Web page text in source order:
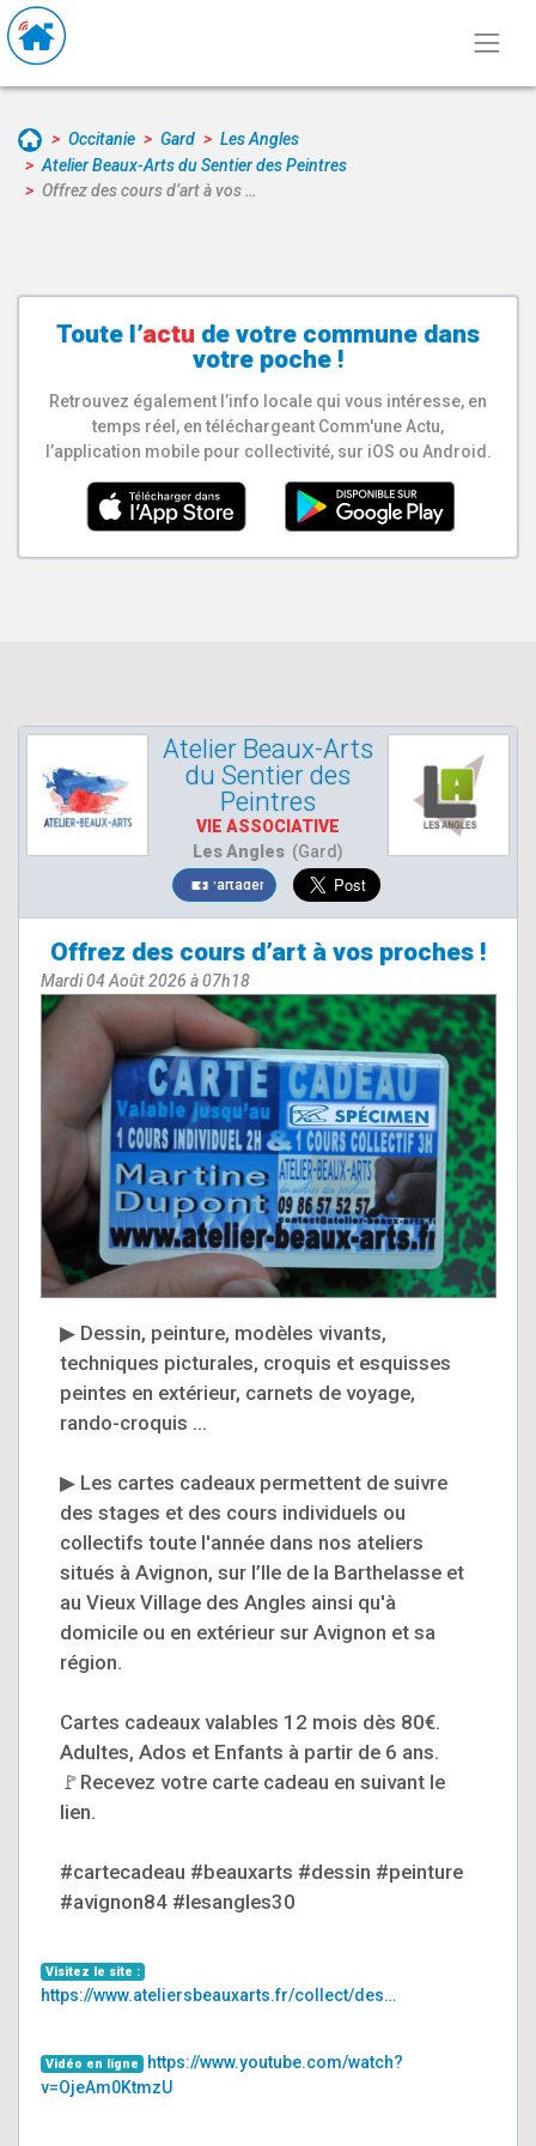
Occitanie Gard
Les Angles
Atelier Beaux-Arts du Sentier des Peintres
Offrez des cours d’art à vos …
Toute l’actu de votre commune dans
votre poche !
Retrouvez également l’info locale qui vous intéresse, en
temps réel, en téléchargeant Comm'une Actu,
l’application mobile pour collectivité, sur iOS ou Android.
Atelier Beaux-Arts
du Sentier des
Peintres
VIE ASSOCIATIVE
Les Angles (Gard)
Partager
Offrez des cours d’art à vos proches !
Mardi 04 Août 2026 à 07h18
▶ Dessin, peinture, modèles vivants,
techniques picturales, croquis et esquisses
peintes en extérieur, carnets de voyage,
rando-croquis ...
▶ Les cartes cadeaux permettent de suivre
des stages et des cours individuels ou
collectifs toute l'année dans nos ateliers
situés à Avignon, sur l’Ile de la Barthelasse et
au Vieux Village des Angles ainsi qu'à
domicile ou en extérieur sur Avignon et sa
région.
Cartes cadeaux valables 12 mois dès 80€.
Adultes, Ados et Enfants à partir de 6 ans.
🚩Recevez votre carte cadeau en suivant le
lien.
#cartecadeau #beauxarts #dessin #peinture
#avignon84 #lesangles30
Visitez le site :
https://www.ateliersbeauxarts.fr/collect/des…
Vidéo en ligne
https://www.youtube.com/watch?
v=OjeAm0KtmzU